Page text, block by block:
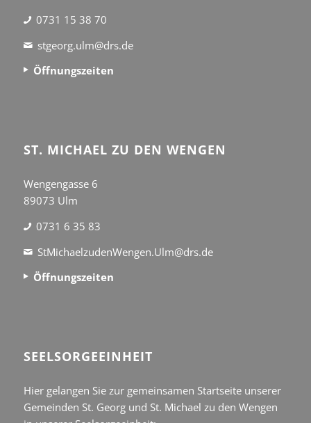
0731 15 38 70
stgeorg.ulm@drs.de
Öffnungszeiten
ST. MICHAEL ZU DEN WENGEN
Wengengasse 6
89073 Ulm
0731 6 35 83
StMichaelzudenWengen.Ulm@drs.de
Öffnungszeiten
SEEL­SORGE­EINHEIT
Hier gelangen Sie zur gemeinsamen Startseite unserer
Gemeinden St. Georg und St. Michael zu den Wengen